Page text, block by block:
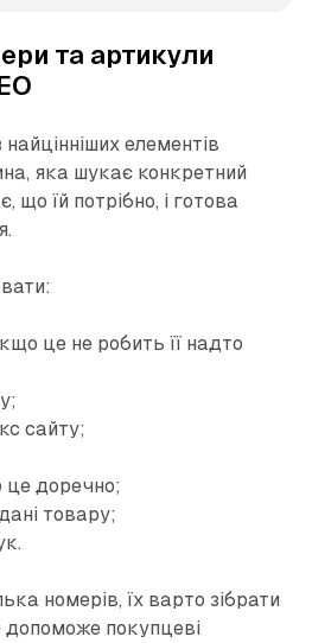
та артикули
елементів
яка шукає конкретний
що їй потрібно, і готова
це не робить її надто
сайту;
це доречно;
товару;
номерів, їх варто зібрати
покупцеві